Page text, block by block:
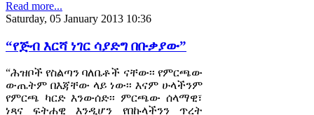
Read more...
Saturday, 05 January 2013 10:36
“የጅብ እርሻ ነገር ሳያድግ በቡቃያው”
“ሕዝቦች የስልጣን ባለቤቶች ናቸው፡፡ የምርጫው
ውጤትም በእጃቸው ላይ ነው፡፡ እናም ሁላችንም
የምርጫ ካርድ እንውሰድ፡፡ ምርጫው ሰላማዊ፣
ነጻና ፍትሐዊ እንዲሆን የበኩላችንን ጥረት